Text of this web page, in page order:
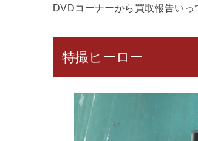
DVDコーナーから買取報告いっ
特撮ヒーロー